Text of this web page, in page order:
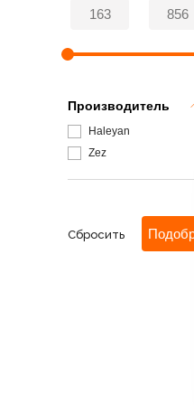
Производитель
Haleyan
Zez
Сбросить